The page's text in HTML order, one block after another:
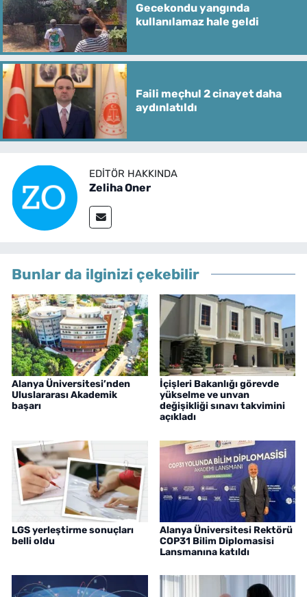
Gecekondu yangında
kullanılamaz hale geldi
Faili meçhul 2 cinayet daha
aydınlatıldı
EDITÖR HAKKINDA
Zeliha Oner
Bunlar da ilginizi çekebilir
Alanya Üniversitesi’nden
Uluslararası Akademik
başarı
İçişleri Bakanlığı görevde
yükselme ve unvan
değişikliği sınavı takvimini
açıkladı
LGS yerleştirme sonuçları
belli oldu
Alanya Üniversitesi Rektörü
COP31 Bilim Diplomasisi
Lansmanına katıldı